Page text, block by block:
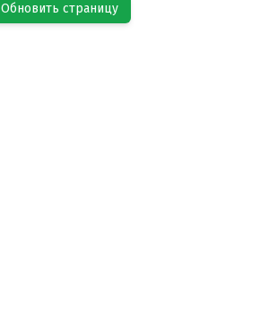
Обновить страницу